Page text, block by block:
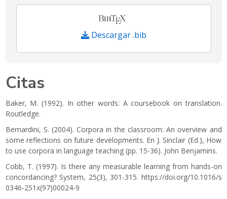
Descargar .bib
Citas
Baker, M. (1992). In other words: A coursebook on translation.
Routledge.
Bernardini, S. (2004). Corpora in the classroom: An overview and
some reflections on future developments. En J. Sinclair (Ed.), How
to use corpora in language teaching (pp. 15-36). John Benjamins.
Cobb, T. (1997). Is there any measurable learning from hands-on
concordancing? System, 25(3), 301-315. https://doi.org/10.1016/s
0346-251x(97)00024-9